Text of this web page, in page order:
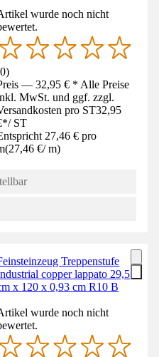
wurde noch nicht
0)
— 32,95 € * Alle Preise
MwSt. und ggf. zzgl.
pro ST32,95
*/ ST
27,46 € pro
(27,46 €/ m)
Treppenstufe
copper lappato 29,5
x 120 x 0,93 cm R10 B
wurde noch nicht